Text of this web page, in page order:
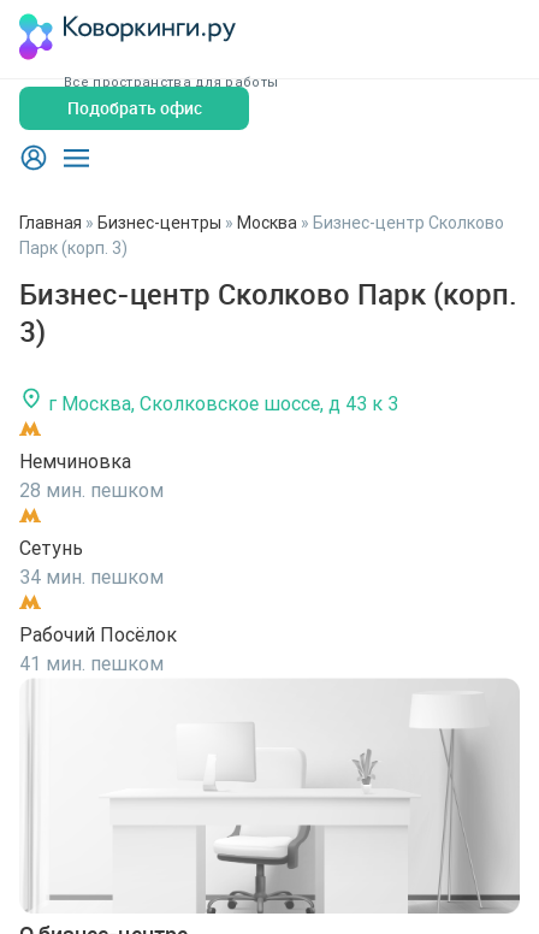
Все пространства для работы
Подобрать офис
Главная » Бизнес-центры » Москва » Бизнес-центр Сколково
Парк (корп. 3)
Бизнес-центр Сколково Парк (корп.
3)
г Москва, Сколковское шоссе, д 43 к 3
Немчиновка
28 мин. пешком
Сетунь
34 мин. пешком
Рабочий Посёлок
41 мин. пешком